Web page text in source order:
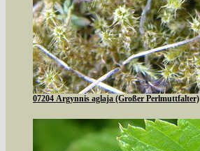
07204 Argynnis aglaja (Großer Perlmuttfalter)